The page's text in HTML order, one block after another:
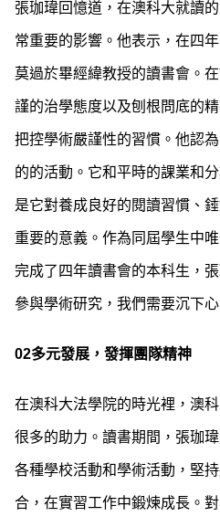
張珈瑋回憶道，在澳科大就讀
常重要的影響。他表示，在四
莫過於畢經緯教授的讀書會。
謹的治學態度以及刨根問底的
把控學術嚴謹性的習慣。他認
的的活動。它和平時的課業和
是它對養成良好的閱讀習慣、
重要的意義。作為同屆學生中
完成了四年讀書會的本科生，
參與學術研究，我們需要沉下
02多元發展，發揮團隊精神
在澳科大法學院的時光裡，澳
很多的助力。讀書期間，張珈
各種學校活動和學術活動，堅
合，在實習工作中鍛煉成長。